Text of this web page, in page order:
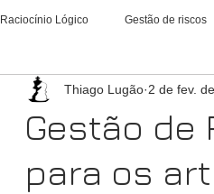
Raciocínio Lógico Gestão de riscos
Gestão de
para os
Thiago Lugão 2 de fev.